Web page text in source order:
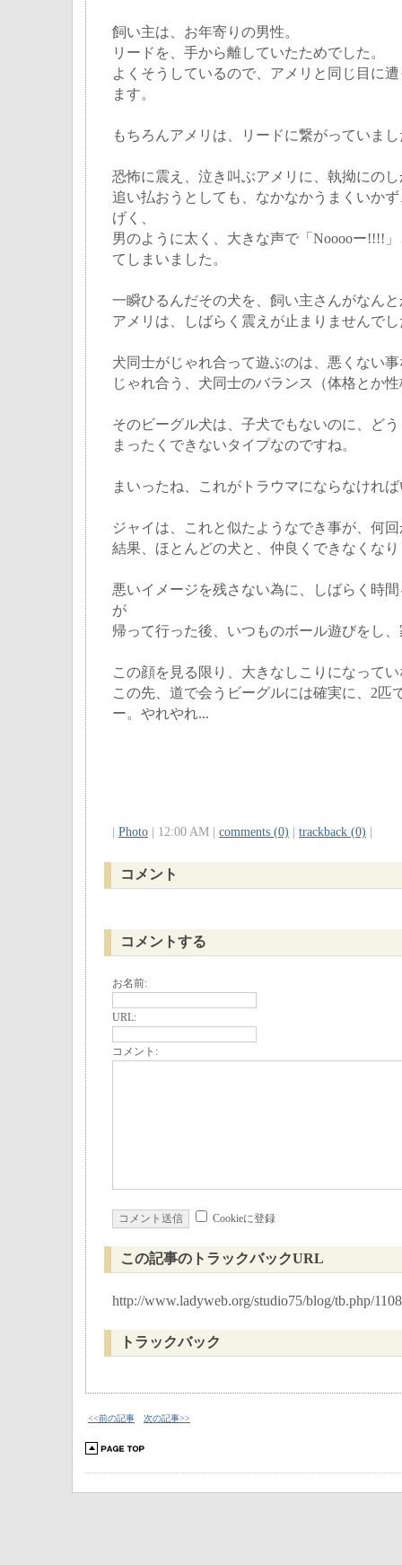
飼い主は、お年寄りの男性。
リードを、手から離していたためでした。
よくそうしているので、アメリと同じ目に
ます。
もちろんアメリは、リードに繋がっていま
恐怖に震え、泣き叫ぶアメリに、執拗にの
追い払おうとしても、なかなかうまくいか
げく、
男のように太く、大きな声で「Nooooー!!!!
てしまいました。
一瞬ひるんだその犬を、飼い主さんがなん
アメリは、しばらく震えが止まりませんで
犬同士がじゃれ合って遊ぶのは、悪くない
じゃれ合う、犬同士のバランス（体格とか
そのビーグル犬は、子犬でもないのに、ど
まったくできないタイプなのですね。
まいったね、これがトラウマにならなけれ
ジャイは、これと似たようなでき事が、何
結果、ほとんどの犬と、仲良くできなくな
悪いイメージを残さない為に、しばらく時
が
帰って行った後、いつものボール遊びをし
この顔を見る限り、大きなしこりになって
この先、道で会うビーグルには確実に、2匹
ー。やれやれ...
Photo | 12:00 AM | comments (0) trackback (0)
コメント
コメントする
お名前:
URL:
コメント:
Cookieに登録
この記事のトラックバックURL
http://www.ladyweb.org/studio75/blog/tb.php/1108
トラックバック
<<前の記事 次の記事>>